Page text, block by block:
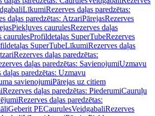
LīkumiRezerves daļas paredzētas:
daļas paredzētas: AtzariPārejasRezerves
Piekļuves caurulesRezerves daļas
caurulesProfildetaļas SuperTubeRezerves
SuperTubeLīkumiRezerves daļas
Rezerves daļas paredzētas:
daļas paredzētas: SavienojumiUzmavu
daļas paredzētas: Uzmavu
savienojumiPārejas uz citiem
Rezerves daļas paredzētas: PiederumiCauruļu
Rezerves daļas paredzētas:
Geberit PECaurulesVeidgabaliRezerves